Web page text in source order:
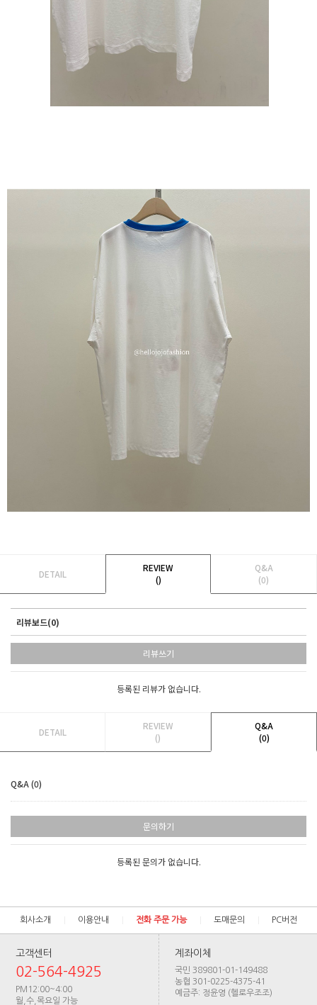
DETAIL
REVIEW
()
Q&A
(0)
리뷰보드(0)
리뷰쓰기
등록된 리뷰가 없습니다.
DETAIL
REVIEW
()
Q&A
(0)
Q&A (0)
문의하기
등록된 문의가 없습니다.
회사소개 이용안내 전화 주문 가능 도매문의 PC버전
고객센터
02-564-4925
PM12:00~4:00
월,수,목요일 가능
계좌이체
국민 389801-01-149488
농협 301-0225-4375-41
예금주: 정윤영 (헬로우조조)